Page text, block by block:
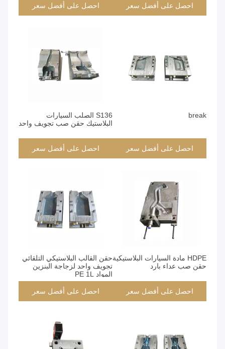
احصل على أفضل سعر احصل على أفضل سعر
break
احصل على أفضل سعر
S136 الصلب السيارات
البلاستيك حقن صب تجويف واحد
احصل على أفضل سعر
HDPE مادة السيارات البلاستيكية
حقن صب عداء بارد
احصل على أفضل سعر
حقن القالب البلاستيكي التلقائي
تجويف واحد لزجاجة البنزين
المواد PE 1L
احصل على أفضل سعر